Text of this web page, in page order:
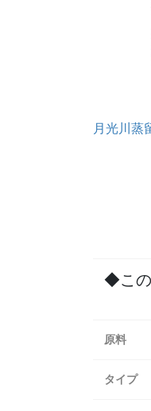
月光川蒸
◆この
原料
タイプ